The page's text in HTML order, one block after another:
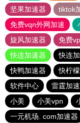
坚果加速器
tiktok
免费vqn外网加速
旋风加速器
免费
快连加速器
快连
快鸭加速器
快柠
软件中心
雷霆加速
小美
小美vpn
一元机场. com加速器